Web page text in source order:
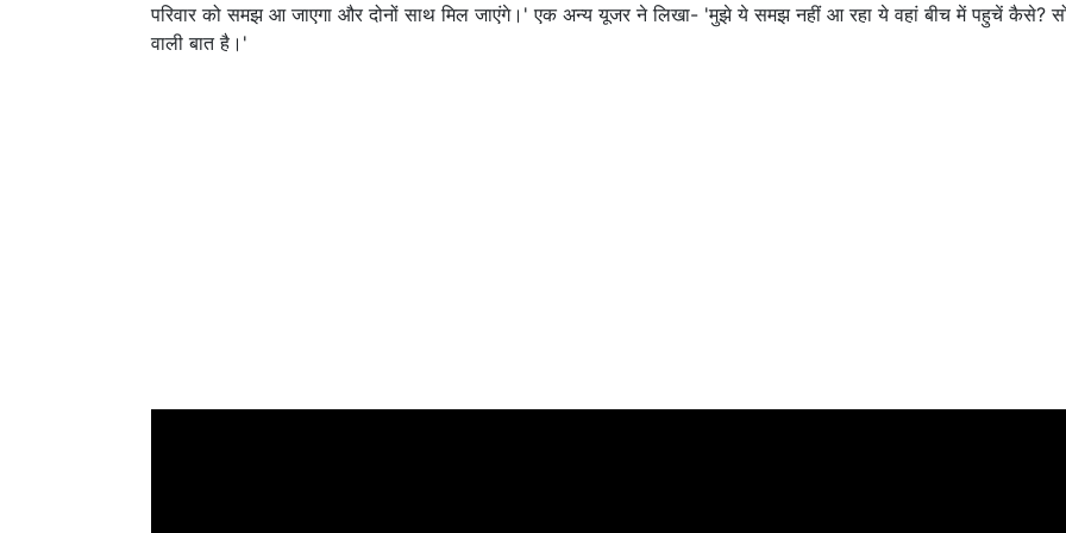
परिवार को समझ आ जाएगा और दोनों साथ मिल जाएंगे।' एक अन्य यूजर ने लिखा- 'मुझे ये समझ नहीं आ रहा ये वहां बीच में पहुचें कैसे?
वाली बात है।'